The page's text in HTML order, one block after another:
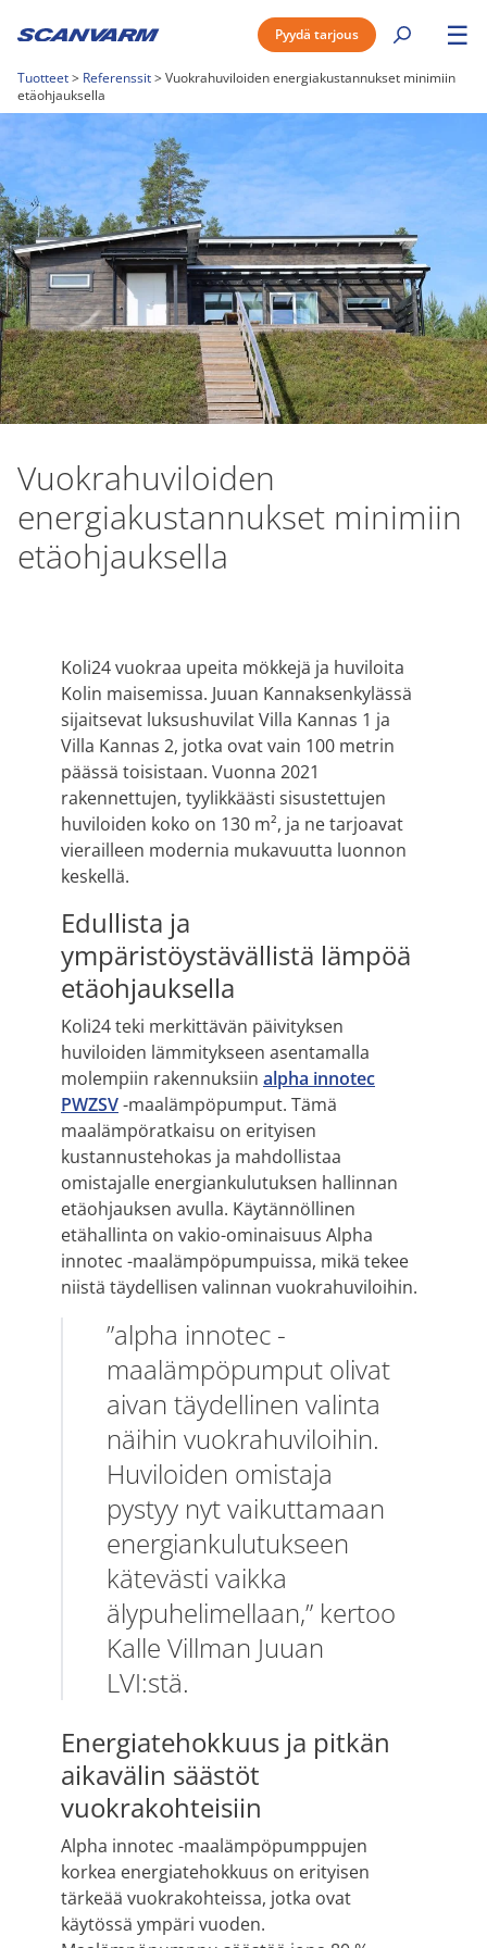
Pyydä tarjous ☰
Tuotteet> Referenssit> Vuokrahuviloiden energiakustannukset minimiin
etäohjauksella
Vuokrahuviloiden
energiakustannukset minimiin
etäohjauksella
Koli24 vuokraa upeita mökkejä ja huviloita
Kolin maisemissa. Juuan Kannaksenkylässä
sijaitsevat luksushuvilat Villa Kannas 1 ja
Villa Kannas 2, jotka ovat vain 100 metrin
päässä toisistaan. Vuonna 2021
rakennettujen, tyylikkäästi sisustettujen
huviloiden koko on 130 m², ja ne tarjoavat
vierailleen modernia mukavuutta luonnon
keskellä.
Edullista ja
ympäristöystävällistä lämpöä
etäohjauksella
Koli24 teki merkittävän päivityksen
huviloiden lämmitykseen asentamalla
molempiin rakennuksiin alpha innotec
PWZSV-maalämpöpumput. Tämä
maalämpöratkaisu on erityisen
kustannustehokas ja mahdollistaa
omistajalle energiankulutuksen hallinnan
etäohjauksen avulla. Käytännöllinen
etähallinta on vakio-ominaisuus Alpha
innotec -maalämpöpumpuissa, mikä tekee
niistä täydellisen valinnan vuokrahuviloihin.
”alpha innotec -
maalämpöpumput olivat
aivan täydellinen valinta
näihin vuokrahuviloihin.
Huviloiden omistaja
pystyy nyt vaikuttamaan
energiankulutukseen
kätevästi vaikka
älypuhelimellaan,” kertoo
Kalle Villman Juuan
LVI:stä.
Energiatehokkuus ja pitkän
aikavälin säästöt
vuokrakohteisiin
Alpha innotec -maalämpöpumppujen
korkea energiatehokkuus on erityisen
tärkeää vuokrakohteissa, jotka ovat
käytössä ympäri vuoden.